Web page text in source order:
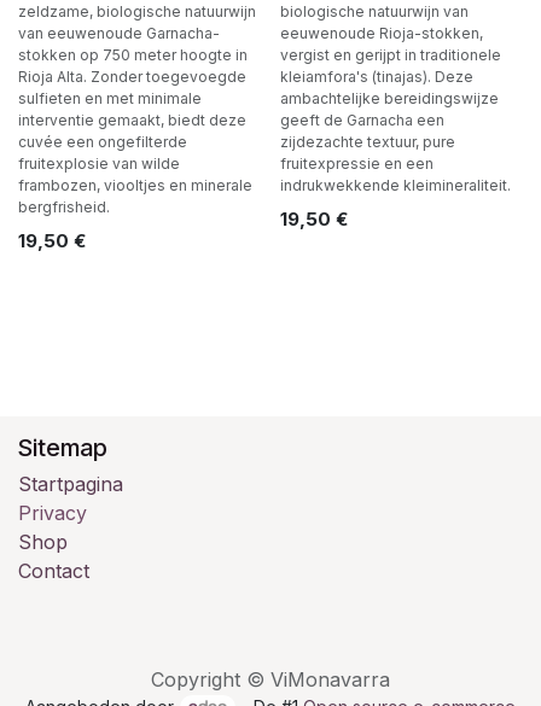
zeldzame, biologische natuurwijn
van eeuwenoude Garnacha-
stokken op 750 meter hoogte in
Rioja Alta. Zonder toegevoegde
sulfieten en met minimale
interventie gemaakt, biedt deze
cuvée een ongefilterde
fruitexplosie van wilde
frambozen, viooltjes en minerale
bergfrisheid.
19,50 €
biologische natuurwijn van
eeuwenoude Rioja-stokken,
vergist en gerijpt in traditionele
kleiamfora's (tinajas). Deze
ambachtelijke bereidingswijze
geeft de Garnacha een
zijdezachte textuur, pure
fruitexpressie en een
indrukwekkende kleimineraliteit.
19,50 €
Sitemap
Startpagina
Privacy
Shop
Contact
Copyright © ViMonavarra